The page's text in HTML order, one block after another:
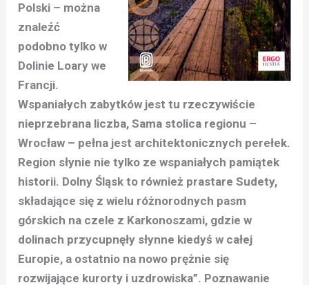
Polski – można
znaleźć
podobno tylko w
Dolinie Loary we
Francji.
Wspaniałych zabytków jest tu rzeczywiście
nieprzebrana liczba, Sama stolica regionu –
Wrocław – pełna jest architektonicznych perełek.
Region słynie nie tylko ze wspaniałych pamiątek
historii. Dolny Śląsk to również prastare Sudety,
składające się z wielu różnorodnych pasm
górskich na czele z Karkonoszami, gdzie w
dolinach przycupnęły słynne kiedyś w całej
Europie, a ostatnio na nowo prężnie się
rozwijające kurorty i uzdrowiska”. Poznawanie